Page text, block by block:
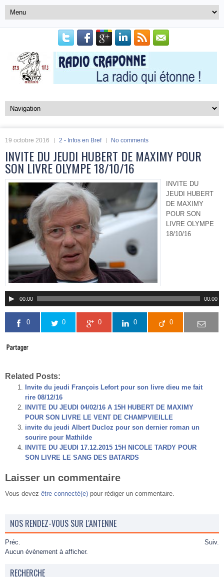
19 octobre 2016 2 - Infos en Bref No comments
INVITE DU JEUDI HUBERT DE MAXIMY POUR
SON LIVRE OLYMPE 18/10/16
INVITE DU
JEUDI HUBERT
DE MAXIMY
POUR SON
LIVRE OLYMPE
18/10/16
00:00 00:00
0 0 0 0 0
Related Posts:
Invite du jeudi François Lefort pour son livre dieu me fait
rire 08/12/16
INVITE DU JEUDI 04/02/16 A 15H HUBERT DE MAXIMY
POUR SON LIVRE LE VENT DE CHAMPVIEILLE
invite du jeudi Albert Ducloz pour son dernier roman un
sourire pour Mathilde
INVITE DU JEUDI 17.12.2015 15H NICOLE TARDY POUR
SON LIVRE LE SANG DES BATARDS
Laisser un commentaire
Vous devez être connecté(e) pour rédiger un commentaire.
NOS RENDEZ-VOUS SUR L'ANTENNE
Préc.
Suiv.
Aucun évènement à afficher.
RECHERCHE